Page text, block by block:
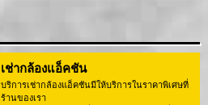
เช่ากล้องแอ็คชัน
บริการเช่ากล้องแอ็คชันมีให้บริการในราคาพิเศษที่
ร้านของเรา